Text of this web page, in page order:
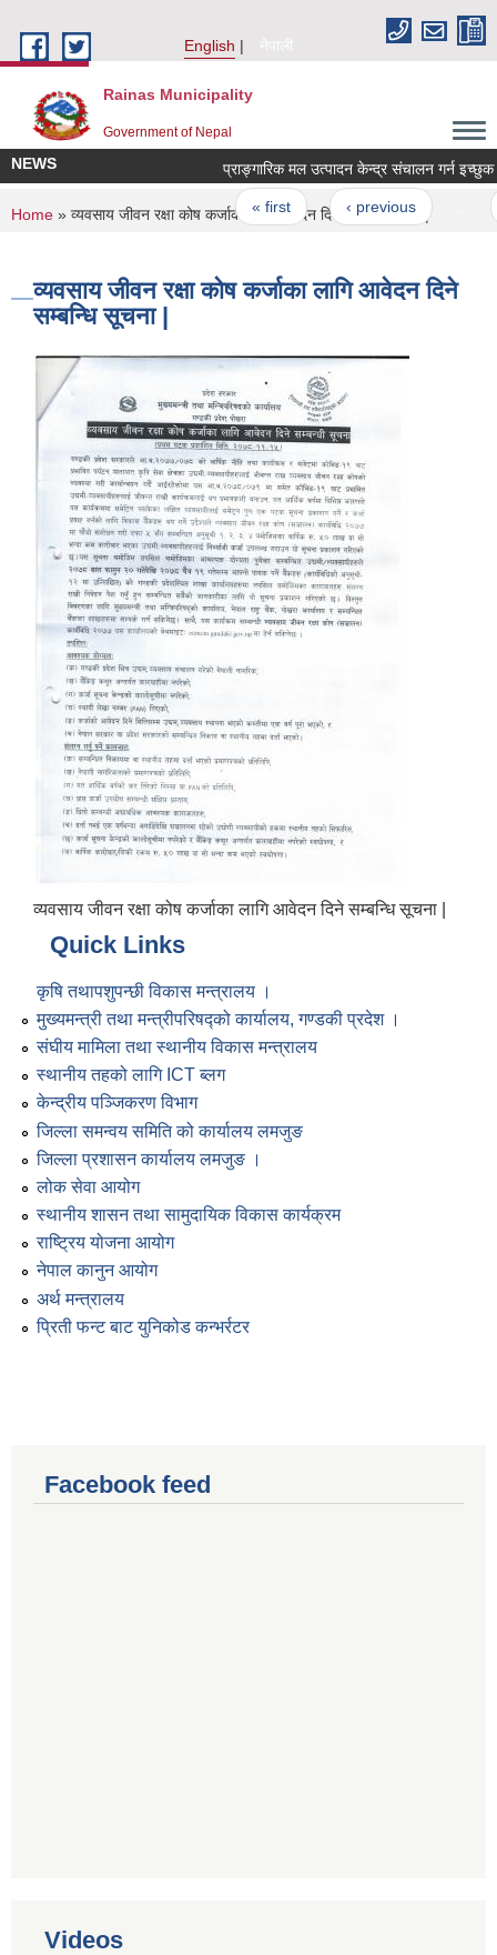
English
नेपाली
Rainas Municipality
Government of Nepal
NEWS
Pages
« first ‹ previous
You are here
Home » व्यवसाय जीवन रक्षा कोष कर्जाका लागि आवेदन दिने सम्बन्धि सूचना |
व्यवसाय जीवन रक्षा कोष कर्जाका लागि आवेदन दिने
सम्बन्धि सूचना |
व्यवसाय जीवन रक्षा कोष कर्जाका लागि आवेदन दिने सम्बन्धि सूचना |
Quick Links
कृषि तथापशुपन्छी विकास मन्त्रालय ।
मुख्यमन्त्री तथा मन्त्रीपरिषद्को कार्यालय, गण्डकी प्रदेश ।
संघीय मामिला तथा स्थानीय विकास मन्त्रालय
स्थानीय तहको लागि ICT ब्लग
केन्द्रीय पञ्जिकरण विभाग
जिल्ला समन्वय समिति को कार्यालय लमजुङ
जिल्ला प्रशासन कार्यालय लमजुङ ।
लोक सेवा आयोग
स्थानीय शासन तथा सामुदायिक विकास कार्यक्रम
राष्ट्रिय योजना आयोग
नेपाल कानुन आयोग
अर्थ मन्त्रालय
प्रिती फन्ट बाट युनिकोड कन्भर्रटर
Facebook feed
Videos